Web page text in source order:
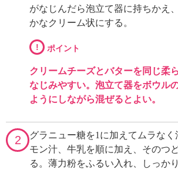
がなじんだら泡立て器に持ちかえ
かなクリーム状にする。
! ポイント
クリームチーズとバターを同じ柔
なじみやすい。泡立て器をボウル
ようにしながら混ぜるとよい。
2
グラニュー糖を1に加えてムラなく
モン汁、牛乳を順に加え、そのつ
る。薄力粉をふるい入れ、しっか